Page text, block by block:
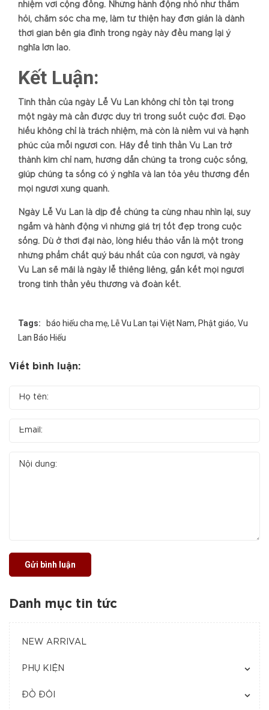
nhiệm với cộng đồng. Những hành động nhỏ như thăm
hỏi, chăm sóc cha mẹ, làm từ thiện hay đơn giản là dành
thời gian bên gia đình trong ngày này đều mang lại ý
nghĩa lớn lao.
Kết Luận:
Tinh thần của ngày Lễ Vu Lan không chỉ tồn tại trong
một ngày mà cần được duy trì trong suốt cuộc đời. Đạo
hiếu không chỉ là trách nhiệm, mà còn là niềm vui và hạnh
phúc của mỗi người con. Hãy để tinh thần Vu Lan trở
thành kim chỉ nam, hướng dẫn chúng ta trong cuộc sống,
giúp chúng ta sống có ý nghĩa và lan tỏa yêu thương đến
mọi người xung quanh.
Ngày Lễ Vu Lan là dịp để chúng ta cùng nhau nhìn lại, suy
ngẫm và hành động vì những giá trị tốt đẹp trong cuộc
sống. Dù ở thời đại nào, lòng hiếu thảo vẫn là một trong
những phẩm chất quý báu nhất của con người, và ngày
Vu Lan sẽ mãi là ngày lễ thiêng liêng, gắn kết mọi người
trong tinh thần yêu thương và đoàn kết.
Tags: báo hiếu cha mẹ, Lễ Vu Lan tại Việt Nam, Phật giáo, Vu
Lan Báo Hiếu
Viết bình luận:
Gửi bình luận
Danh mục tin tức
NEW ARRIVAL
PHỤ KIỆN
ĐỒ ĐÔI